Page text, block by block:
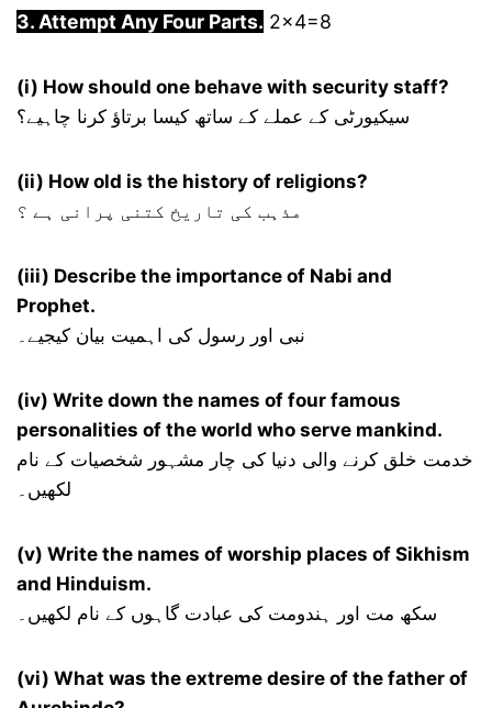
3. Attempt Any Four Parts. 2×4=8
(i) How should one behave with security staff?
سیکیورٹی کے عملے کے ساتھ کیسا برتاؤ کرنا چاہیے؟
(ii) How old is the history of religions?
مذہب کی تاریخ کتنی پرانی ہے ؟
(iii) Describe the importance of Nabi and
Prophet.
نبی اور رسول کی اہمیت بیان کیجیے۔
(iv) Write down the names of four famous
personalities of the world who serve mankind.
خدمت خلق کرنے والی دنیا کی چار مشہور شخصیات کے نام
لکھیں۔
(v) Write the names of worship places of Sikhism
and Hinduism.
سکھ مت اور ہندومت کی عبادت گاہوں کے نام لکھیں۔
(vi) What was the extreme desire of the father of